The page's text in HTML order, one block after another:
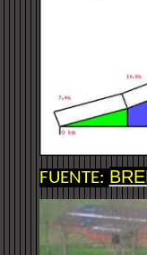
FUENTE: